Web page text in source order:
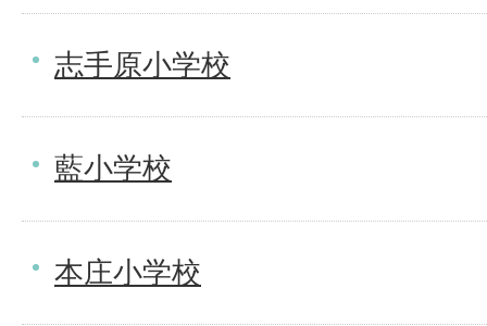
志手原小学校
藍小学校
本庄小学校